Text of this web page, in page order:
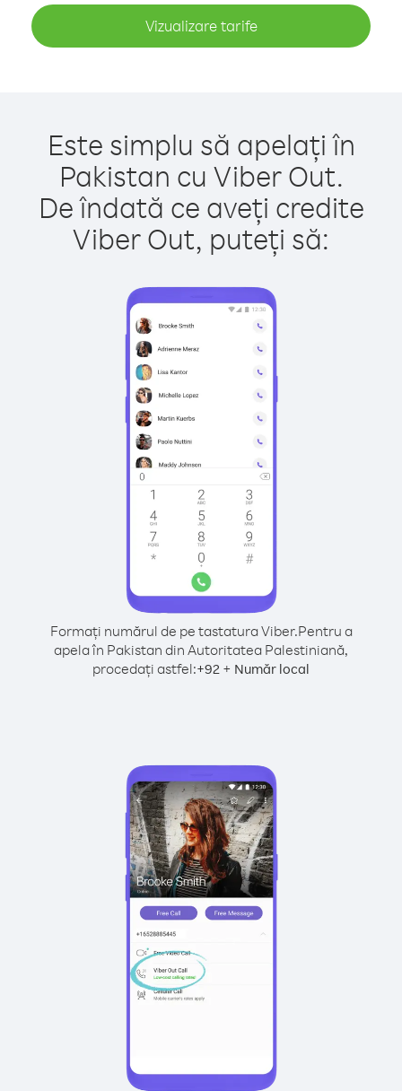
Vizualizare tarife
Este simplu să apelați în
Pakistan cu Viber Out.
De îndată ce aveți credite
Viber Out, puteți să:
Formați numărul de pe tastatura Viber.Pentru a
apela în Pakistan din Autoritatea Palestiniană,
procedați astfel:+92 + Număr local